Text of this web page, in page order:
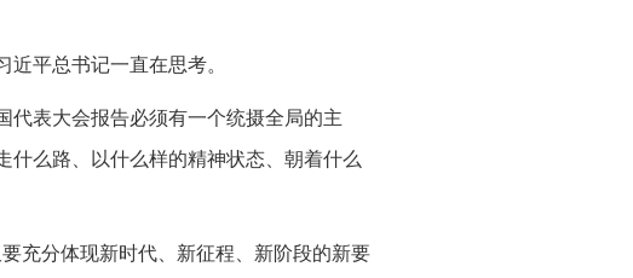
平总书记一直在思考。
代表大会报告必须有一个统摄全局的主
什么路、以什么样的精神状态、朝着什么
充分体现新时代、新征程、新阶段的新要